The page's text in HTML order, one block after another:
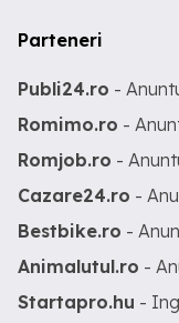
Parteneri
Publi24.ro -
Romimo.ro -
Romjob.ro -
Cazare24.ro -
Bestbike.ro -
Animalutul.ro -
Startapro.hu -